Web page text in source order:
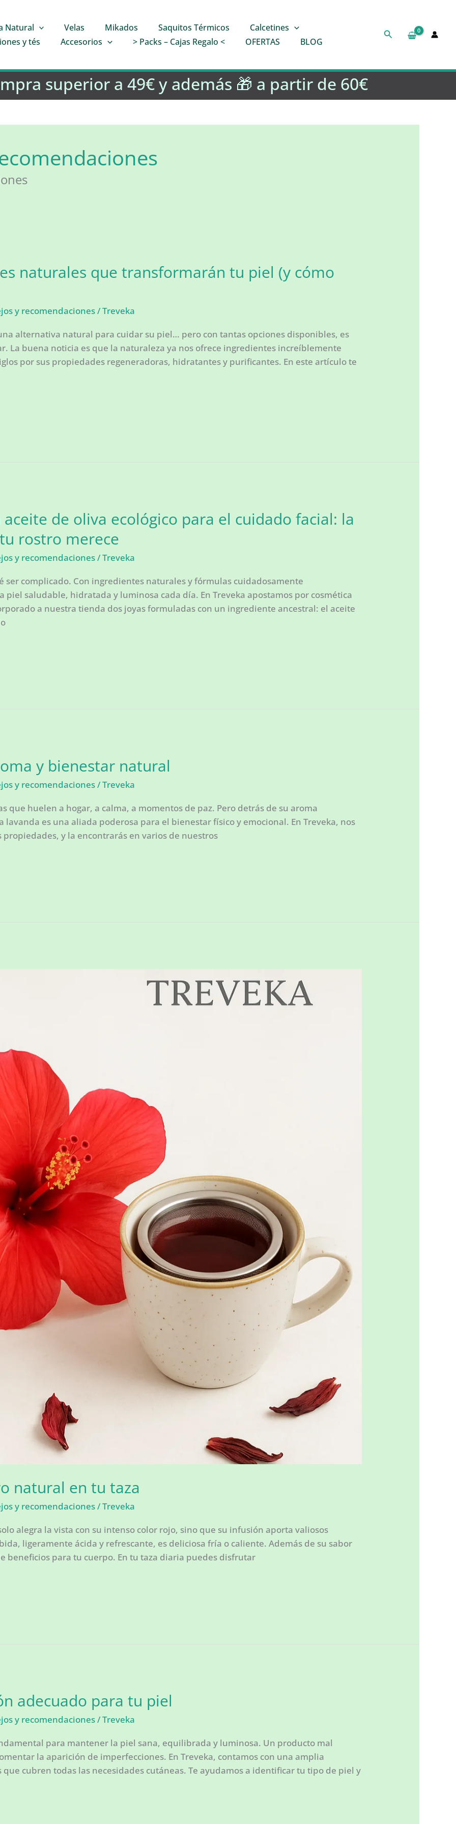
Natural Velas Mikados Saquitos Térmicos
Calcetines
y tés Accesorios > Packs – Cajas Regalo < OFERTAS BLOG
Buscar
superior a 49€ y además 🎁 a partir de 60€
naturales que transformarán tu piel (y cómo
y recomendaciones/Treveka
alternativa natural para cuidar su piel… pero con tantas opciones disponibles, es
La buena noticia es que la naturaleza ya nos ofrece ingredientes increíblemente
por sus propiedades regeneradoras, hidratantes y purificantes. En este artículo te
de oliva ecológico para el cuidado facial: la
rostro merece
y recomendaciones/Treveka
ser complicado. Con ingredientes naturales y fórmulas cuidadosamente
piel saludable, hidratada y luminosa cada día. En Treveka apostamos por cosmética
a nuestra tienda dos joyas formuladas con un ingrediente ancestral: el aceite
y bienestar natural
y recomendaciones/Treveka
que huelen a hogar, a calma, a momentos de paz. Pero detrás de su aroma
es una aliada poderosa para el bienestar físico y emocional. En Treveka, nos
y la encontrarás en varios de nuestros
natural en tu taza
y recomendaciones/Treveka
alegra la vista con su intenso color rojo, sino que su infusión aporta valiosos
ligeramente ácida y refrescante, es deliciosa fría o caliente. Además de su sabor
beneficios para tu cuerpo. En tu taza diaria puedes disfrutar
adecuado para tu piel
y recomendaciones/Treveka
para mantener la piel sana, equilibrada y luminosa. Un producto mal
la aparición de imperfecciones. En Treveka, contamos con una amplia
cubren todas las necesidades cutáneas. Te ayudamos a identificar tu tipo de piel y